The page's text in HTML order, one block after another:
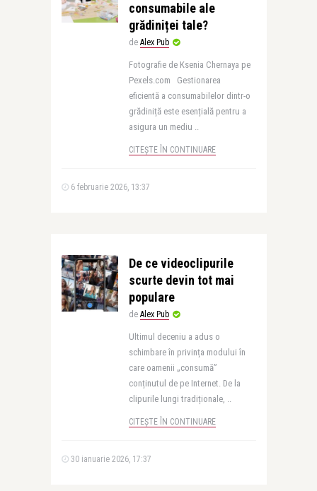
consumabile ale
grădiniței tale?
de Alex Pub
Fotografie de Ksenia Chernaya pe
Pexels.com Gestionarea
eficientă a consumabilelor dintr-o
grădiniță este esențială pentru a
asigura un mediu ..
CITEȘTE ÎN CONTINUARE
6 februarie 2026, 13:37
De ce videoclipurile
scurte devin tot mai
populare
de Alex Pub
Ultimul deceniu a adus o
schimbare în privința modului în
care oamenii „consumă”
conținutul de pe Internet. De la
clipurile lungi tradiționale, ..
CITEȘTE ÎN CONTINUARE
30 ianuarie 2026, 17:37